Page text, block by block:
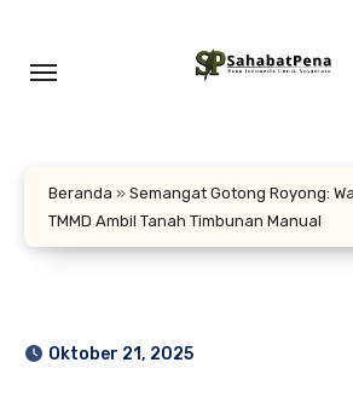
konten
Beranda » Semangat Gotong Royong:
TMMD Ambil Tanah Timbunan Manual
Oktober 21, 2025